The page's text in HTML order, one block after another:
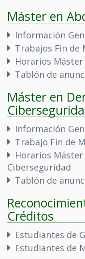
Máster en
Información
Trabajos Fin de
Horarios
Tablón de
Máster en
Información
Trabajo Fin de
Horarios
Ciberseguridad
Tablón de
Créditos
Estudiantes de
Estudiantes de